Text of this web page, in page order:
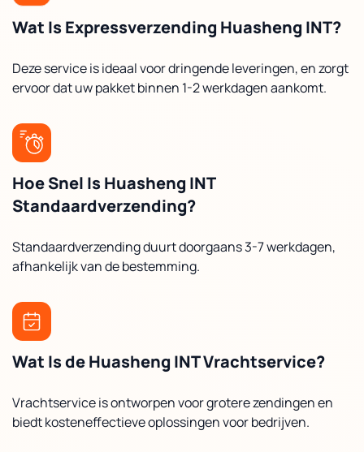
Wat Is Expressverzending Huasheng INT?
Deze service is ideaal voor dringende leveringen, en zorgt
ervoor dat uw pakket binnen 1-2 werkdagen aankomt.
Hoe Snel Is Huasheng INT
Standaardverzending?
Standaardverzending duurt doorgaans 3-7 werkdagen,
afhankelijk van de bestemming.
Wat Is de Huasheng INT Vrachtservice?
Vrachtservice is ontworpen voor grotere zendingen en
biedt kosteneffectieve oplossingen voor bedrijven.